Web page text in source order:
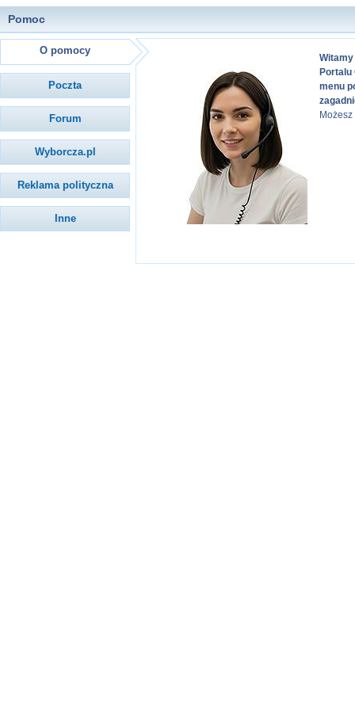
Pomoc
O pomocy
Poczta
Forum
Wyborcza.pl
Reklama polityczna
Inne
Portalu
menu